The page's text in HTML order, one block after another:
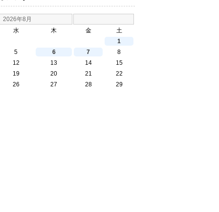
2026年8月
水 木 金
土
1
5 6 7
8
12 13 14
15
19 20 21
22
26 27 28
29